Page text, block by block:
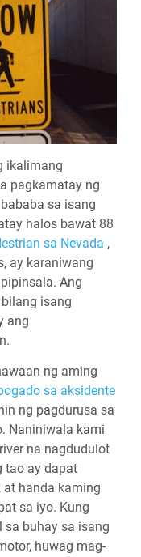
ikalimang
pagkamatay ng
sa isang
halos bawat 88
sa Nevada ,
ay karaniwang
Ang
isang
ang
ng aming
sa aksidente
ng pagdurusa sa
Naniniwala kami
na nagdudulot
tao ay dapat
handa kaming
sa iyo. Kung
sa buhay sa isang
huwag mag-